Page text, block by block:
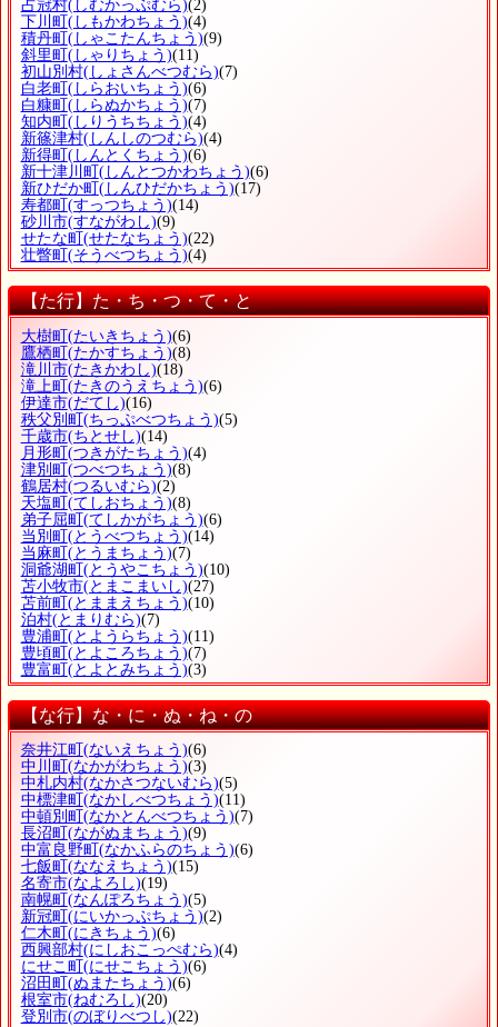
占冠村(しむかっぷむら)(2)
下川町 (しもかわちょう)(4)
積丹町 (しゃこたんちょう)(9)
斜里町 (しゃりちょう)(11)
初山別村(しょさんべつむら)(7)
白老町 (しらおいちょう)(6)
白糠町 (しらぬかちょう)(7)
知内町 (しりうちちょう)(4)
新篠津村(しんしのつむら)(4)
新得町 (しんとくちょう)(6)
新十津川町 (しんとつかわちょう)(6)
新ひだか町 (しんひだかちょう)(17)
寿都町 (すっつちょう)(14)
砂川市(すながわし)(9)
せたな町 (せたなちょう)(22)
壮瞥町 (そうべつちょう)(4)
【た行】た・ち・つ・て・と
大樹町(たいきちょう)(6)
鷹栖町(たかすちょう)(8)
滝川市(たきかわし)(18)
滝上町(たきのうえちょう)(6)
伊達市(だてし)(16)
秩父別町(ちっぷべつちょう)(5)
千歳市(ちとせし)(14)
月形町(つきがたちょう)(4)
津別町(つべつちょう)(8)
鶴居村(つるいむら)(2)
天塩町(てしおちょう)(8)
弟子屈町(てしかがちょう)(6)
当別町(とうべつちょう)(14)
当麻町(とうまちょう)(7)
洞爺湖町(とうやこちょう)(10)
苫小牧市(とまこまいし)(27)
苫前町(とままえちょう)(10)
泊村(とまりむら)(7)
豊浦町(とようらちょう)(11)
豊頃町(とよころちょう)(7)
豊富町(とよとみちょう)(3)
【な行】な・に・ぬ・ね・の
奈井江町 (ないえちょう)(6)
中川町 (なかがわちょう)(3)
中札内村(なかさつないむら)(5)
中標津町 (なかしべつちょう)(11)
中頓別町 (なかとんべつちょう)(7)
長沼町 (ながぬまちょう)(9)
中富良野町 (なかふらのちょう)(6)
七飯町 (ななえちょう)(15)
名寄市(なよろし)(19)
南幌町 (なんぽろちょう)(5)
新冠町 (にいかっぷちょう)(2)
仁木町 (にきちょう)(6)
西興部村(にしおこっぺむら)(4)
にせこ町 (にせこちょう)(6)
沼田町 (ぬまたちょう)(6)
根室市(ねむろし)(20)
登別市(のぼりべつし)(22)